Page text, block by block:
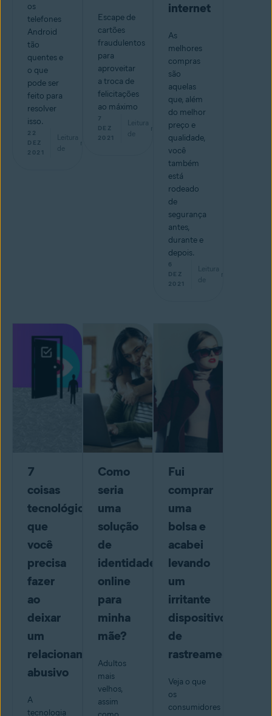
os
telefones
Android
tão
quentes e
o que
pode ser
feito para
resolver
isso.
22
DEZ
2021
Leitura
de
min
Escape de
cartões
fraudulentos
para
aproveitar
a troca de
felicitações
ao máximo
7
DEZ
2021
Leitura
de
min
internet
As
melhores
compras
são
aquelas
que, além
do melhor
preço e
qualidade,
você
também
está
rodeado
de
segurança
antes,
durante e
depois.
6
DEZ
2021
Leitura
de
min
7
coisas
tecnológicas
que
você
precisa
fazer
ao
deixar
um
relacionamento
abusivo
A
tecnologia
Como
seria
uma
solução
de
identidade
online
para
minha
mãe?
Adultos
mais
velhos,
assim
Fui
comprar
uma
bolsa e
acabei
levando
um
irritante
dispositivo
de
rastreamento
Veja o que
os
consumidores